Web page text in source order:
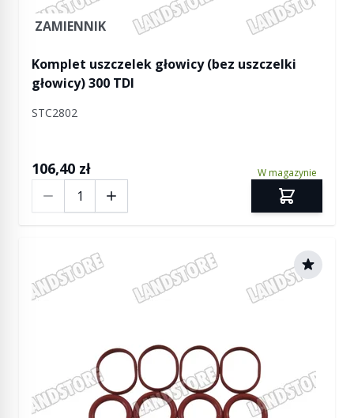
ZAMIENNIK
Komplet uszczelek głowicy (bez uszczelki
głowicy) 300 TDI
STC2802
106,40 zł W magazynie